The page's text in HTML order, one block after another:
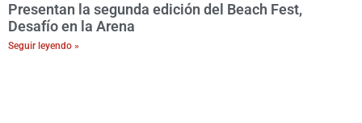
Presentan la segunda edición del Beach Fest,
Desafío en la Arena
Seguir leyendo »